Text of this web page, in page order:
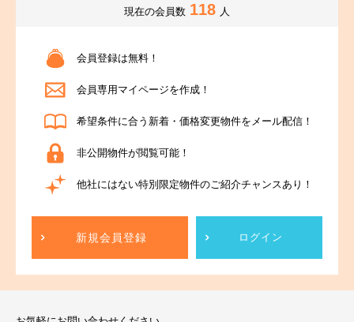
現在の会員数 118 人
会員登録は無料！
会員専用マイページを作成！
希望条件に合う新着・価格変更物件をメール配信！
非公開物件が閲覧可能！
他社にはない特別限定物件のご紹介チャンスあり！
新規会員登録 ログイン